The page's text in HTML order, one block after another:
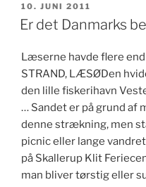
UDGIVET
DEN
10. JUNI 2011
Er det Danmarks
Læserne havde flere
STRAND, LÆSØDen
den lille fiskerihavn
… Sandet er på grund af
denne strækning, men
picnic eller lange
på Skallerup Klit
man bliver tørstig eller